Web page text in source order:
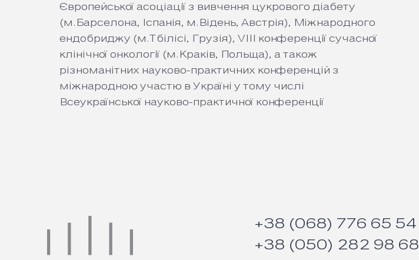
Європейської асоціації з вивчення цукрового діабету
(м.Барселона, Іспанія, м.Відень, Австрія), Міжнародного
ендобриджу (м.Тбілісі, Грузія), VIII конференції сучасної
клінічної онкології (м.Краків, Польща), а також
різноманітних науково-практичних конференцій з
міжнародною участю в Україні у тому числі
Всеукраїнської науково-практичної конференції
+38 (068) 776 65 54
+38 (050) 282 98 68